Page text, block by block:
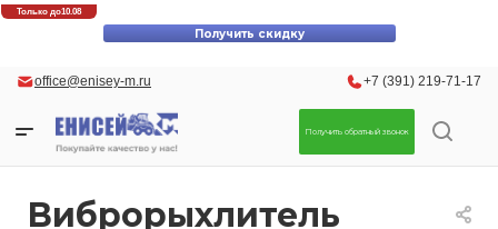
Только до10.08
Получить скидку
office@enisey-m.ru +7 (391) 219-71-17
Получить обратный звонок
Виброрыхлитель